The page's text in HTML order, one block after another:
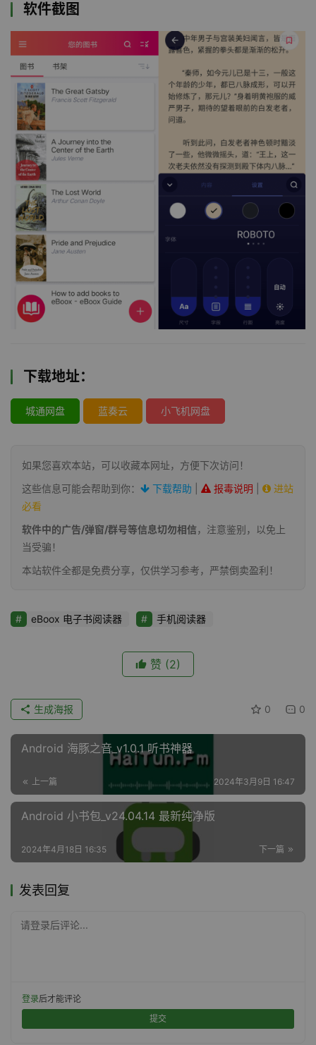
软件截图
下载地址：
城通网盘 蓝奏云 小飞机网盘
如果您喜欢本站，可以收藏本网址，方便下次访问！
这些信息可能会帮助到你：
下载帮助 报毒说明
进站
必看
软件中的广告/弹窗/群号等信息切勿相信，注意鉴别，以免上
当受骗！
本站软件全都是免费分享，仅供学习参考，严禁倒卖盈利！
eBoox 电子书阅读器 手机阅读器
赞 (2)
0 0
生成海报
Android 海豚之音_v1.0.1 听书神器
上一篇 2024年3月9日 16:47
Android 小书包_v24.04.14 最新纯净版
下一篇
2024年4月18日 16:35
发表回复
请登录后评论...
登录后才能评论
提交